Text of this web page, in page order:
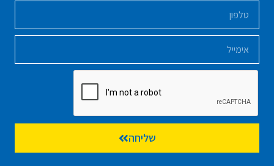
שליחה